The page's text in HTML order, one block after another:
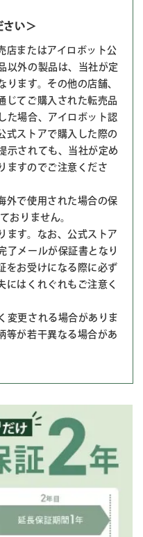
さい＞
店またはアイロボット公
以外の製品は、当社が定
ります。その他の店舗、
じてご購入された転売品
た場合、アイロボット認
式ストアで購入した際の
示されても、当社が定め
ますのでご注意くださ
外で使用された場合の保
おりません。
ます。なお、公式ストア
了メールが保証書となり
をお受けになる際に必ず
にはくれぐれもご注意く
変更される場合がありま
等が若干異なる場合があ